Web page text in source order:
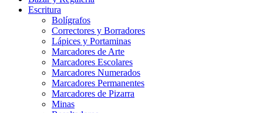
Escritura
Bolígrafos
Correctores y Borradores
Lápices y Portaminas
Marcadores de Arte
Marcadores Escolares
Marcadores Numerados
Marcadores Permanentes
Marcadores de Pizarra
Minas